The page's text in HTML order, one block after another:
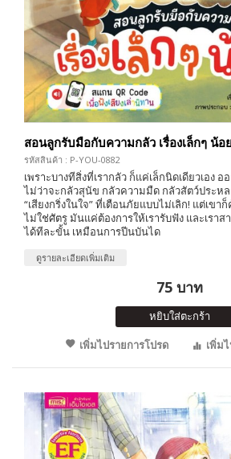
สอนลูกรับมือกับความกลัว เรื่องเล็กๆ น้อ
รหัสสินค้า : P-YOU-0882
เพราะบางทีสิ่งที่เรากลัว ก็แค่เล็กนิดเดียวเอง
ไม่ว่าจะกลัวสุนัข กลัวความมืด กลัวสัตว์ประห
“เสียงกริ่งในใจ” ที่เตือนภัยแบบไม่เลิก! แต่เขา
ไม่ใช่ศัตรู มันแค่ต้องการให้เรารับฟัง และเรา
ได้ทีละขั้น เหมือนการปีนบันได
ดูรายละเอียดเพิ่มเติม
75 บาท
หยิบใส่ตะกร้า
เพิ่มไปรายการโปรด
เพิ่ม